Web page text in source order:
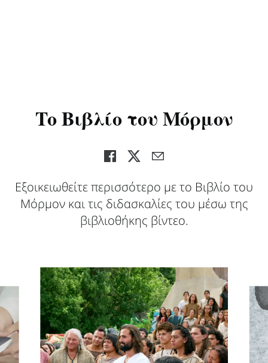
Το Βιβλίο του Μόρμον
Εξοικειωθείτε περισσότερο με το Βιβλίο του
Μόρμον και τις διδασκαλίες του μέσω της
βιβλιοθήκης βίντεο.